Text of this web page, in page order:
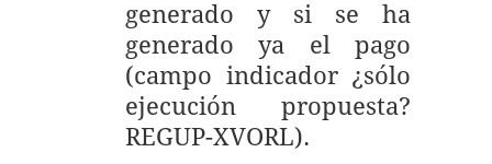
generado y si se ha
generado ya el pago
(campo indicador ¿sólo
ejecución propuesta?
REGUP-XVORL).